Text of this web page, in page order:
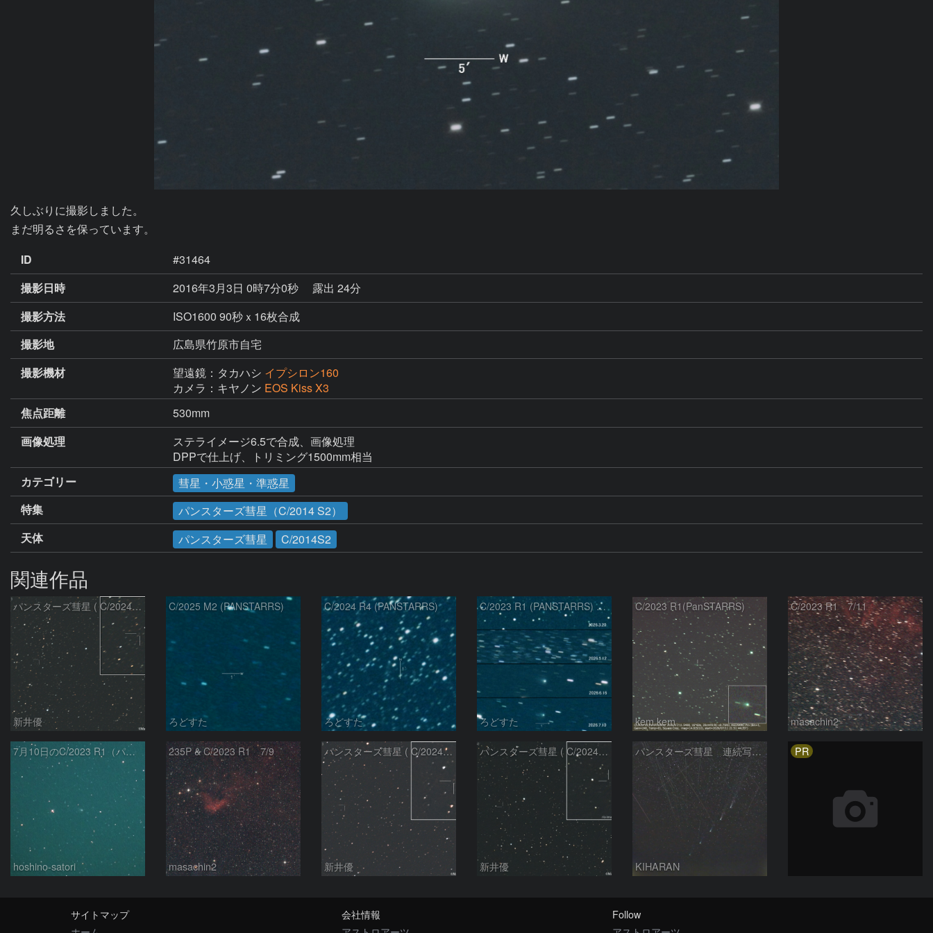
久しぶりに撮影しました。
まだ明るさを保っています。
ID
#31464
撮影日時
2016年3月3日 0時7分0秒
露出 24分
撮影方法
ISO1600 90秒ｘ16枚合成
撮影地
広島県竹原市自宅
撮影機材
望遠鏡：タカハシ イプシロン160
カメラ：キヤノン EOS Kiss X3
焦点距離
530mm
画像処理
ステライメージ6.5で合成、画像処理
DPPで仕上げ、トリミング1500mm相当
カテゴリー
彗星・小惑星・準惑星
特集
パンスターズ彗星（C/2014 S2）
天体
パンスターズ彗星 C/2014S2
関連作品
パンスターズ彗星 ( C/2024R4 )：2026/07/27
新井優
C/2025 M2 (PANSTARRS)
ろどすた
C/2024 R4 (PANSTARRS)
ろどすた
C/2023 R1 (PANSTARRS) の変化
ろどすた
C/2023 R1(PanSTARRS)
kem.kem
C/2023 R1 7/11
masachin2
7月10日のC/2023 R1（パンスターズ彗星）
hoshino-satori
235P & C/2023 R1 7/9
masachin2
パンスターズ彗星 ( C/2024R4 )：2026/06/28
新井優
パンスターズ彗星 ( C/2024G4 )の予報位置：2026/06/23
新井優
パンスターズ彗星 連続写真 再処理
KIHARAN
PR
サイトマップ
会社情報
Follow